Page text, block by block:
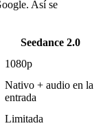
Así se
Seedance 2.0
1080p
Nativo + audio en la
entrada
Limitada